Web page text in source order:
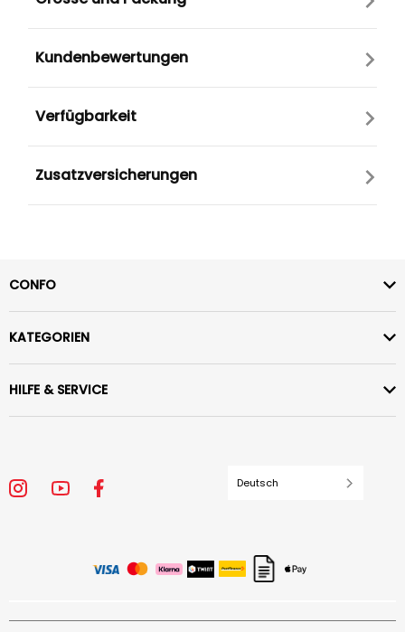
Kundenbewertungen
Verfügbarkeit
Zusatzversicherungen
CONFO
KATEGORIEN
HILFE & SERVICE
Deutsch